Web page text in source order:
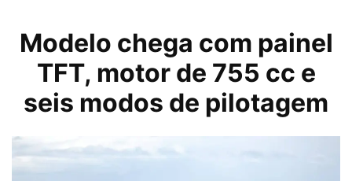
Modelo chega com painel
TFT, motor de 755 cc e
seis modos de pilotagem